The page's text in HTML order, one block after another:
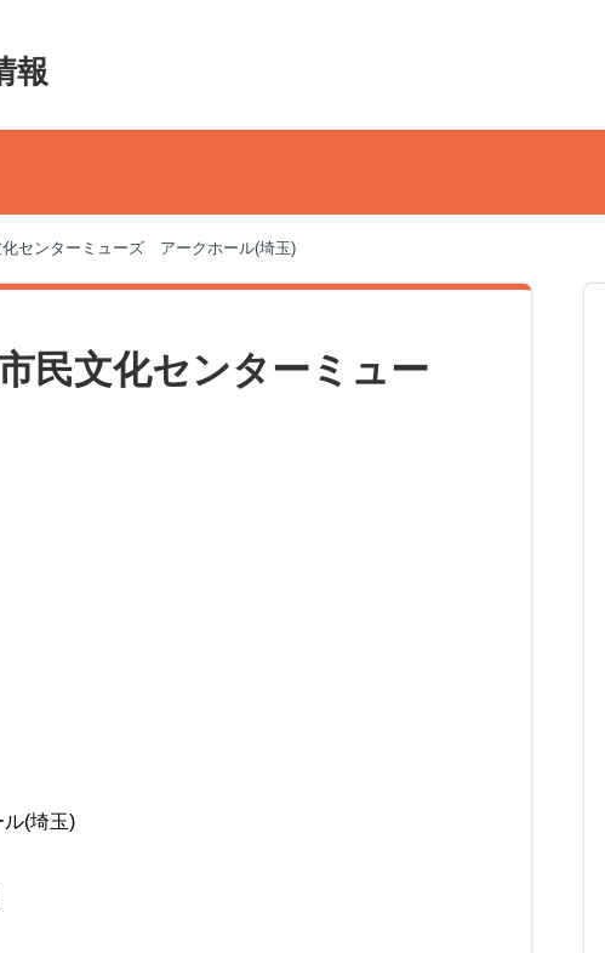
報
化センターミューズ アークホール(埼玉)
民文化センターミュー
(埼玉)